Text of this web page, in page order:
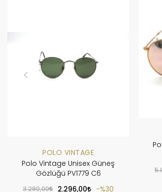
POLO VINTAGE
Polo Vintage Unisex Güneş
Gözlüğü PV1779 C6
3.280,00 2.296,00 %30